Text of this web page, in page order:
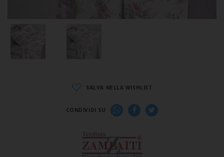
SALVA NELLA WISHLIST
CONDIVIDI SU